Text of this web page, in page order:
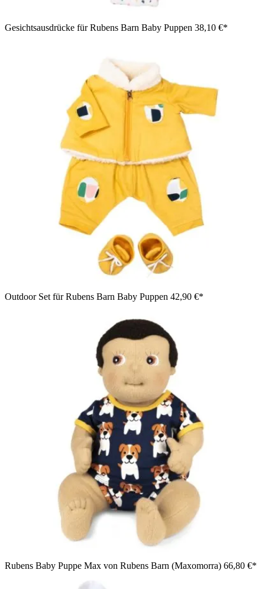
Gesichtsausdrücke für Rubens Barn Baby Puppen 38,10 €*
Outdoor Set für Rubens Barn Baby Puppen 42,90 €*
Rubens Baby Puppe Max von Rubens Barn (Maxomorra) 66,80 €*